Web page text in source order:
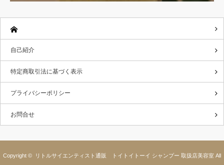
自己紹介
特定商取引法に基づく表示
プライバシーポリシー
お問合せ
Copyright © リトルサイエンティスト通販 トイトイトーイ シャンプー 取扱店美容室 All